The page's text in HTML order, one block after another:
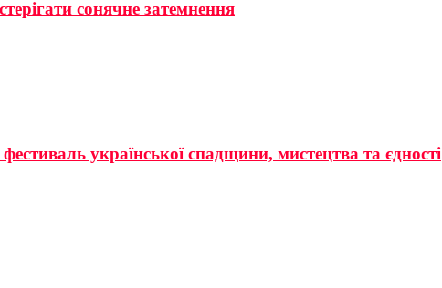
сонячне затемнення
української спадщини, мистецтва та єдності